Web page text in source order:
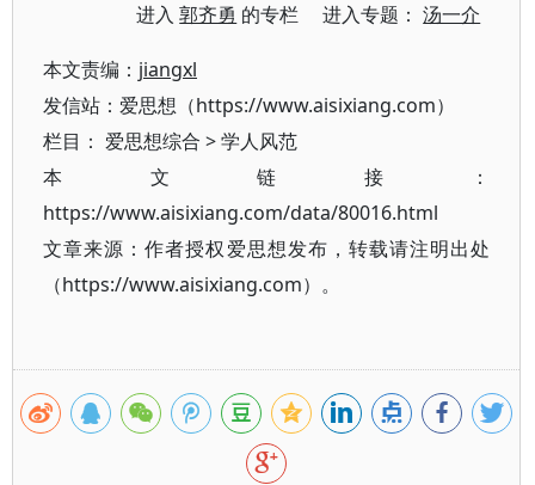
进入郭齐勇 的专栏 进入专题：汤一介
本文责编： jiangxl
发信站：爱思想（https://www.aisixiang.com）
栏目： 爱思想综合 >学人风范
本文链接：
https://www.aisixiang.com/data/80016.html
文章来源：作者授权爱思想发布，转载请注明出处
（https://www.aisixiang.com）。